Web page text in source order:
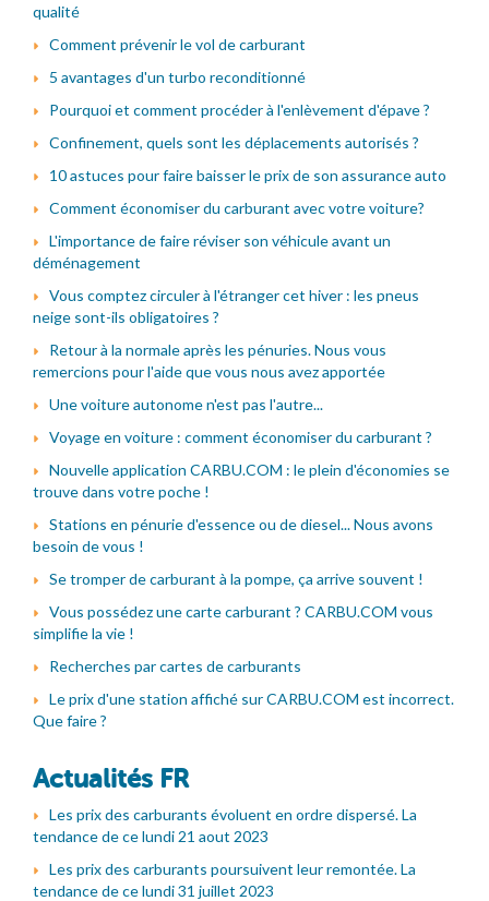
qualité
Comment prévenir le vol de carburant
5 avantages d'un turbo reconditionné
Pourquoi et comment procéder à l'enlèvement d'épave ?
Confinement, quels sont les déplacements autorisés ?
10 astuces pour faire baisser le prix de son assurance auto
Comment économiser du carburant avec votre voiture?
L'importance de faire réviser son véhicule avant un
déménagement
Vous comptez circuler à l'étranger cet hiver : les pneus
neige sont-ils obligatoires ?
Retour à la normale après les pénuries. Nous vous
remercions pour l'aide que vous nous avez apportée
Une voiture autonome n'est pas l'autre...
Voyage en voiture : comment économiser du carburant ?
Nouvelle application CARBU.COM : le plein d'économies se
trouve dans votre poche !
Stations en pénurie d'essence ou de diesel... Nous avons
besoin de vous !
Se tromper de carburant à la pompe, ça arrive souvent !
Vous possédez une carte carburant ? CARBU.COM vous
simplifie la vie !
Recherches par cartes de carburants
Le prix d'une station affiché sur CARBU.COM est incorrect.
Que faire ?
Actualités FR
Les prix des carburants évoluent en ordre dispersé. La
tendance de ce lundi 21 aout 2023
Les prix des carburants poursuivent leur remontée. La
tendance de ce lundi 31 juillet 2023